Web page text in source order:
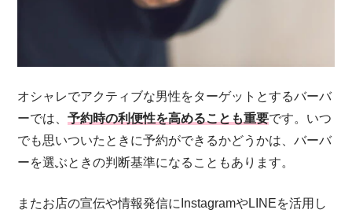
オシャレでアクティブな男性をターゲットとするバーバ
ーでは、予約時の利便性を高めることも重要です。いつ
でも思いついたときに予約ができるかどうかは、バーバ
ーを選ぶときの判断基準になることもあります。
またお店の宣伝や情報発信にInstagramやLINEを活用し